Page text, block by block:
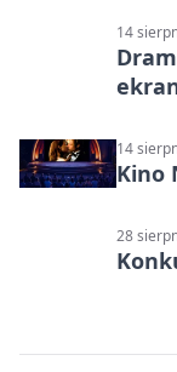
14
14
Kino
28